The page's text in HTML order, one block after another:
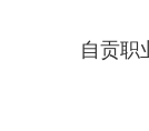
自贡职